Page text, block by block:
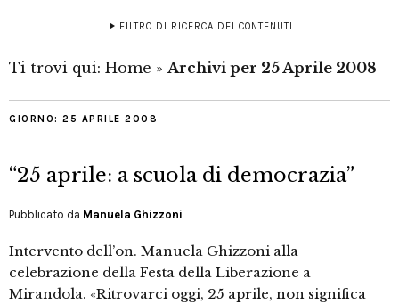
FILTRO DI RICERCA DEI CONTENUTI
Ti trovi qui: Home » Archivi per 25 Aprile 2008
GIORNO: 25 APRILE 2008
“25 aprile: a scuola di democrazia”
Pubblicato da Manuela Ghizzoni
Intervento dell’on. Manuela Ghizzoni alla
celebrazione della Festa della Liberazione a
Mirandola. «Ritrovarci oggi, 25 aprile, non significa